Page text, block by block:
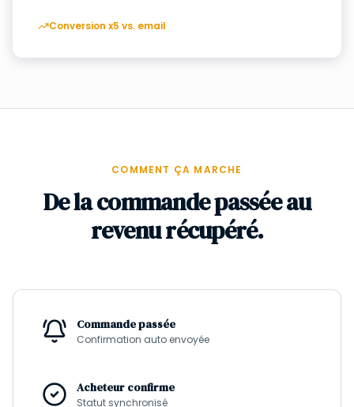
Conversion x5 vs. email
COMMENT ÇA MARCHE
De la commande passée au
revenu récupéré.
Commande passée
Confirmation auto envoyée
Acheteur confirme
Statut synchronisé